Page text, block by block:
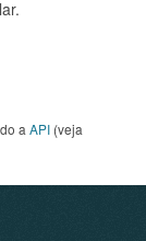
a API (veja